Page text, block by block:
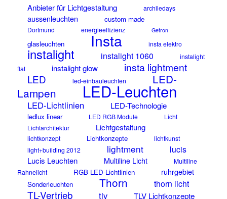
Anbieter für Lichtgestaltung archiledays
aussenleuchten custom made
Dortmund energieeffizienz Getron
glasleuchten Insta insta elektro
instalight instalight 1060
instalight
flat
instalight glow
insta lightment
LED
led-einbauleuchten
LED-
Lampen
LED-Leuchten
LED-Lichtlinien LED-Technologie
ledlux linear LED RGB Module
Licht
Lichtarchitektur
Lichtgestaltung
lichtkonzept Lichtkonzepte
lichtkunst
light+building 2012
lightment lucis
Lucis Leuchten Multiline Licht
Multiline
Rahnelicht
RGB LED-Lichtlinien ruhrgebiet
Sonderleuchten Thorn thorn licht
TL-Vertrieb tlv TLV Lichtkonzepte